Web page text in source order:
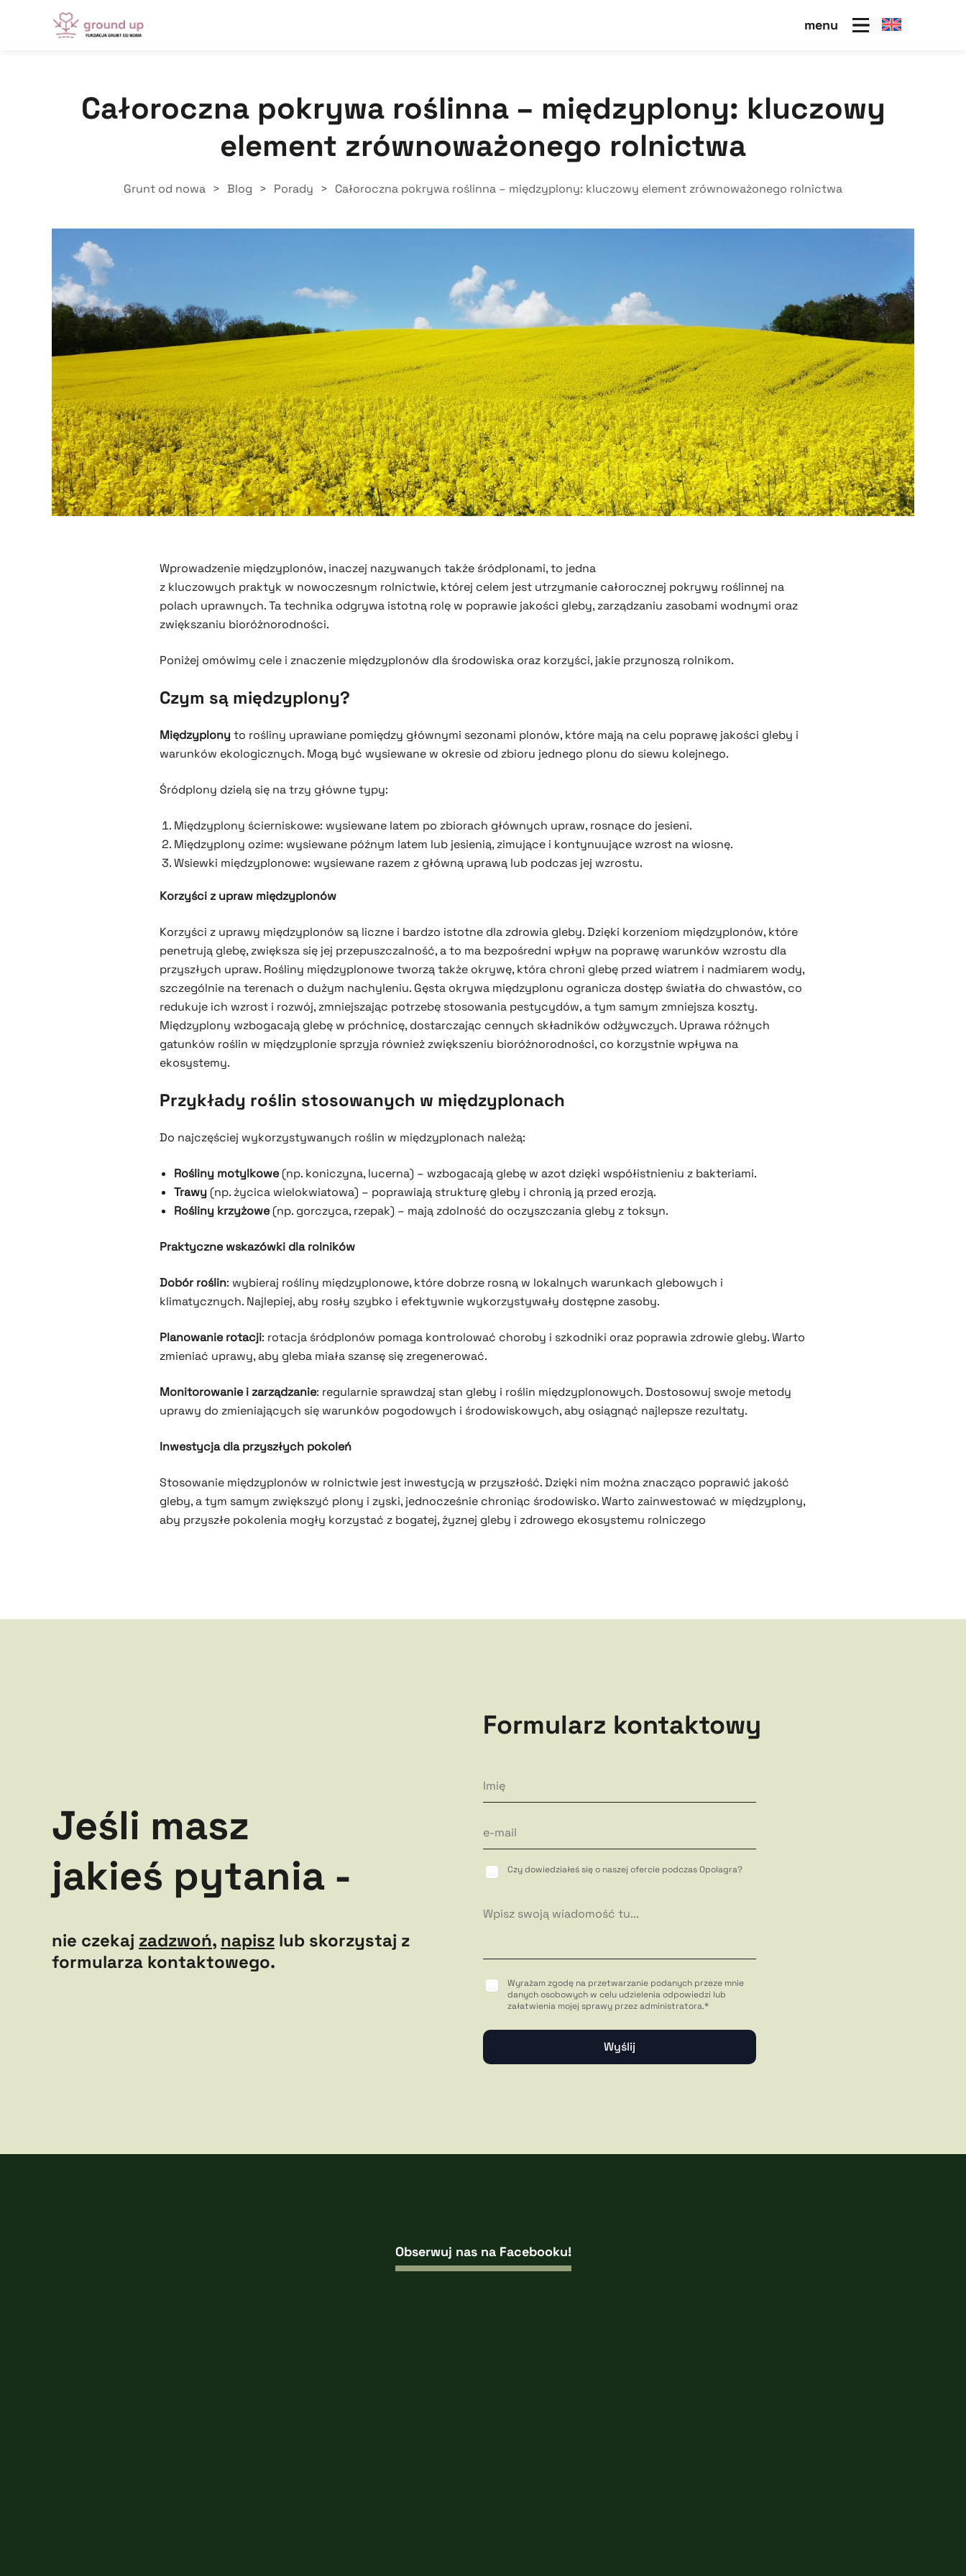
menu
Całoroczna pokrywa roślinna – międzyplony: kluczowy
element zrównoważonego rolnictwa
Grunt od nowa > Blog > Porady > Całoroczna pokrywa roślinna – międzyplony: kluczowy element zrównoważonego rolnictwa
Wprowadzenie międzyplonów, inaczej nazywanych także śródplonami, to jedna
z kluczowych praktyk w nowoczesnym rolnictwie, której celem jest utrzymanie całorocznej pokrywy roślinnej na
polach uprawnych. Ta technika odgrywa istotną rolę w poprawie jakości gleby, zarządzaniu zasobami wodnymi oraz
zwiększaniu bioróżnorodności.
Poniżej omówimy cele i znaczenie międzyplonów dla środowiska oraz korzyści, jakie przynoszą rolnikom.
Czym są międzyplony?
Międzyplonyto rośliny uprawiane pomiędzy głównymi sezonami plonów, które mają na celu poprawę jakości gleby i
warunków ekologicznych. Mogą być wysiewane w okresie od zbioru jednego plonu do siewu kolejnego.
Śródplony dzielą się na trzy główne typy:
Międzyplony ścierniskowe: wysiewane latem po zbiorach głównych upraw, rosnące do jesieni.
Międzyplony ozime: wysiewane późnym latem lub jesienią, zimujące i kontynuujące wzrost na wiosnę.
Wsiewki międzyplonowe: wysiewane razem z główną uprawą lub podczas jej wzrostu.
Korzyści z upraw międzyplonów
Korzyści z uprawy międzyplonów są liczne i bardzo istotne dla zdrowia gleby. Dzięki korzeniom międzyplonów, które
penetrują glebę, zwiększa się jej przepuszczalność, a to ma bezpośredni wpływ na poprawę warunków wzrostu dla
przyszłych upraw. Rośliny międzyplonowe tworzą także okrywę, która chroni glebę przed wiatrem i nadmiarem wody,
szczególnie na terenach o dużym nachyleniu. Gęsta okrywa międzyplonu ogranicza dostęp światła do chwastów, co
redukuje ich wzrost i rozwój, zmniejszając potrzebę stosowania pestycydów, a tym samym zmniejsza koszty.
Międzyplony wzbogacają glebę w próchnicę, dostarczając cennych składników odżywczych. Uprawa różnych
gatunków roślin w międzyplonie sprzyja również zwiększeniu bioróżnorodności, co korzystnie wpływa na
ekosystemy.
Przykłady roślin stosowanych w międzyplonach
Do najczęściej wykorzystywanych roślin w międzyplonach należą:
Rośliny motylkowe(np. koniczyna, lucerna) – wzbogacają glebę w azot dzięki współistnieniu z bakteriami.
Trawy (np. życica wielokwiatowa) – poprawiają strukturę gleby i chronią ją przed erozją.
Rośliny krzyżowe(np. gorczyca, rzepak) – mają zdolność do oczyszczania gleby z toksyn.
Praktyczne wskazówki dla rolników
Dobór roślin: wybieraj rośliny międzyplonowe, które dobrze rosną w lokalnych warunkach glebowych i
klimatycznych. Najlepiej, aby rosły szybko i efektywnie wykorzystywały dostępne zasoby.
Planowanie rotacji: rotacja śródplonów pomaga kontrolować choroby i szkodniki oraz poprawia zdrowie gleby. Warto
zmieniać uprawy, aby gleba miała szansę się zregenerować.
Monitorowanie i zarządzanie: regularnie sprawdzaj stan gleby i roślin międzyplonowych. Dostosowuj swoje metody
uprawy do zmieniających się warunków pogodowych i środowiskowych, aby osiągnąć najlepsze rezultaty.
Inwestycja dla przyszłych pokoleń
Stosowanie międzyplonów w rolnictwie jest inwestycją w przyszłość. Dzięki nim można znacząco poprawić jakość
gleby, a tym samym zwiększyć plony i zyski, jednocześnie chroniąc środowisko. Warto zainwestować w międzyplony,
aby przyszłe pokolenia mogły korzystać z bogatej, żyznej gleby i zdrowego ekosystemu rolniczego
Jeśli masz
jakieś pytania -
nie czekaj zadzwoń, napisz lub skorzystaj z
formularza kontaktowego.
Formularz kontaktowy
Czy dowiedziałeś się o naszej ofercie podczas Opolagra?
Wyrażam zgodę na przetwarzanie podanych przeze mnie
danych osobowych w celu udzielenia odpowiedzi lub
załatwienia mojej sprawy przez administratora.*
Obserwuj nas na Facebooku!